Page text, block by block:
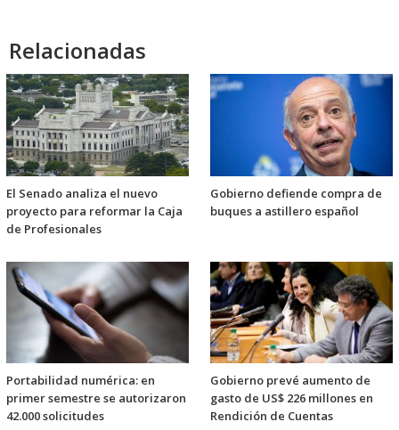
Relacionadas
El Senado analiza el nuevo
proyecto para reformar la Caja
de Profesionales
Gobierno defiende compra de
buques a astillero español
Portabilidad numérica: en
primer semestre se autorizaron
42.000 solicitudes
Gobierno prevé aumento de
gasto de US$ 226 millones en
Rendición de Cuentas